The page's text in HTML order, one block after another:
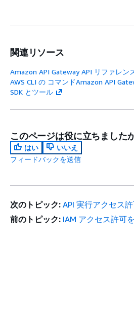
関連リソース
Amazon API Gateway API リファレン
AWS CLI の コマンドAmazon API
SDK とツール
このページは役に立ちました
はい
いいえ
フィードバックを送信
次のトピック: API 実行アクセス
前のトピック: IAM アクセス許可